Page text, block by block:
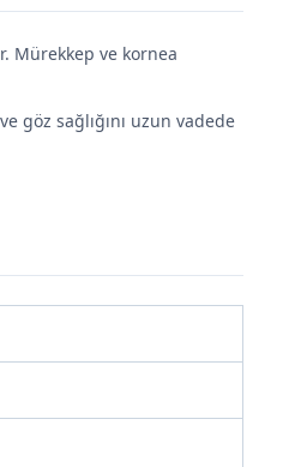
Mürekkep ve kornea
göz sağlığını uzun vadede